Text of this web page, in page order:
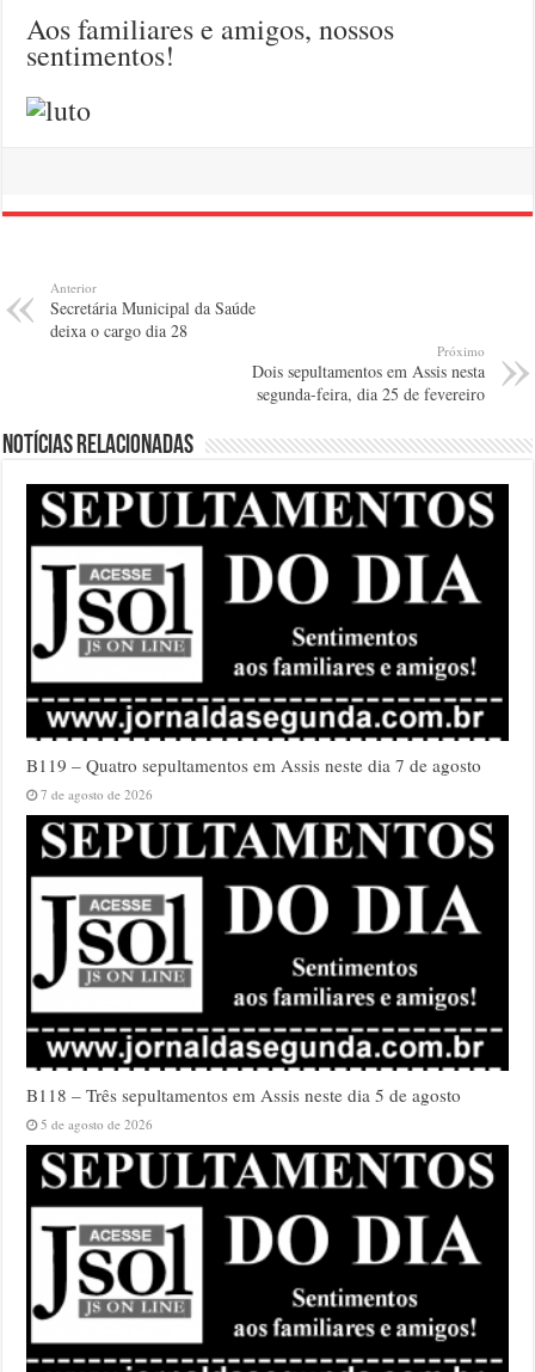
Aos familiares e amigos, nossos
sentimentos!
Anterior
Secretária Municipal da Saúde
deixa o cargo dia 28
Próximo
Dois sepultamentos em Assis nesta
segunda-feira, dia 25 de fevereiro
Notícias relacionadas
B119 – Quatro sepultamentos em Assis neste dia 7 de agosto
7 de agosto de 2026
B118 – Três sepultamentos em Assis neste dia 5 de agosto
5 de agosto de 2026